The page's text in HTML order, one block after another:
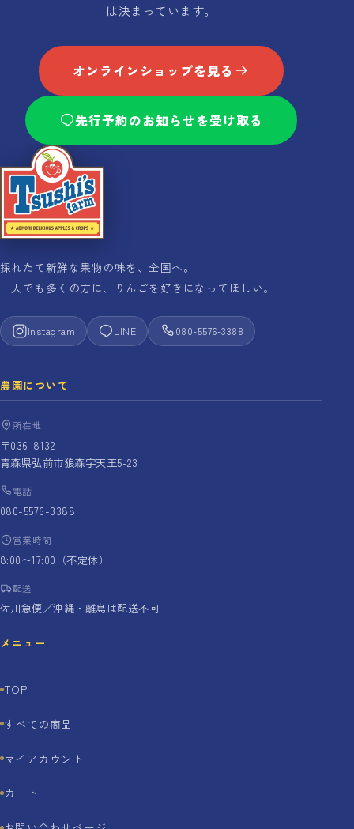
は決まっています。
オンラインショップを見る
先行予約のお知らせを受け取る
採れたて新鮮な果物の味を、全国へ。
一人でも多くの方に、りんごを好きになってほしい。
Instagram LINE 080-5576-3388
農園について
所在地
〒036-8132
青森県弘前市狼森字天王5-23
電話
080-5576-3388
営業時間
8:00〜17:00（不定休）
配送
佐川急便／沖縄・離島は配送不可
メニュー
TOP
すべての商品
マイアカウント
カート